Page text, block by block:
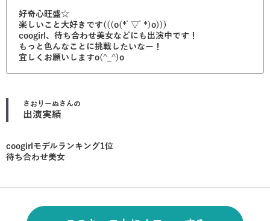
好奇心旺盛☆
楽しいこと大好きです(((o(*ﾟ▽ﾟ*)o)))
coogirl、待ち合わせ美女などにも出演中です！
もっと色んなことに挑戦したいなー！
宜しくお願いしますo(^_^)o
さおりーぬさんの
出演実績
coogirlモデルランキング1位
待ち合わせ美女